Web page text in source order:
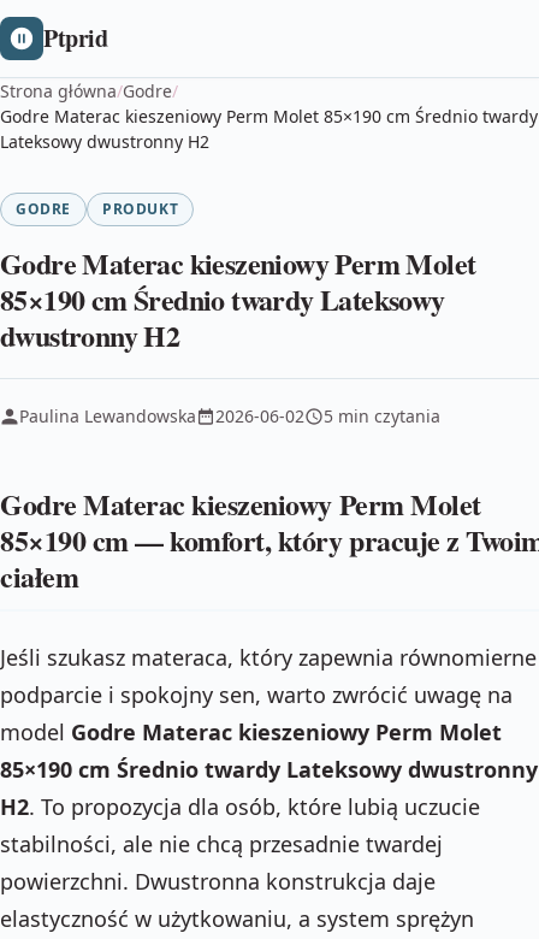
Ptprid
Strona główna/Godre/
Godre Materac kieszeniowy Perm Molet 85×190 cm Średnio twardy
Lateksowy dwustronny H2
GODRE PRODUKT
Godre Materac kieszeniowy Perm Molet
85×190 cm Średnio twardy Lateksowy
dwustronny H2
Paulina Lewandowska 2026-06-02 5 min czytania
Godre Materac kieszeniowy Perm Molet
85×190 cm — komfort, który pracuje z
ciałem
Jeśli szukasz materaca, który zapewnia równomierne
podparcie i spokojny sen, warto zwrócić uwagę na
model Godre Materac kieszeniowy Perm Molet
85×190 cm Średnio twardy Lateksowy dwustronny
H2. To propozycja dla osób, które lubią uczucie
stabilności, ale nie chcą przesadnie twardej
powierzchni. Dwustronna konstrukcja daje
elastyczność w użytkowaniu, a system sprężyn